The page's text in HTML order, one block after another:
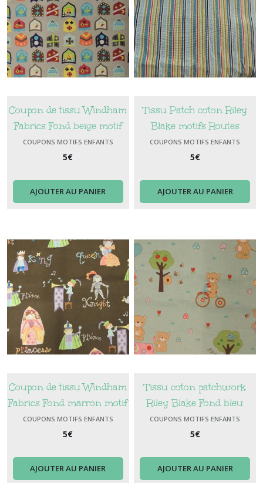
Coupon de tissu Windham
Fabrics Fond beige motif
chevaliers
COUPONS MOTIFS ENFANTS
5€
AJOUTER AU PANIER
Tissu Patch coton Riley
Blake motifs Routes
COUPONS MOTIFS ENFANTS
5€
AJOUTER AU PANIER
Coupon de tissu Windham
Fabrics Fond marron motif
chevaliers et princesses
COUPONS MOTIFS ENFANTS
5€
AJOUTER AU PANIER
Tissu coton patchwork
Riley Blake Fond bleu
motifs oursons
COUPONS MOTIFS ENFANTS
5€
AJOUTER AU PANIER